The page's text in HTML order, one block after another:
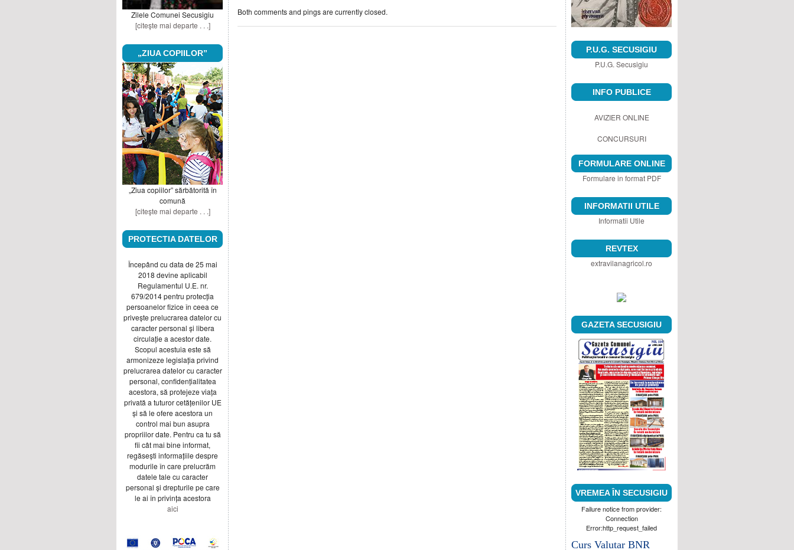
Zilele Comunei Secusigiu
[citeşte mai departe . . .]
„ZIUA COPIILOR”
„Ziua copiilor” sărbătorită în
comună
[citeşte mai departe . . .]
PROTECTIA DATELOR
Începând cu data de 25 mai
2018 devine aplicabil
Regulamentul U.E. nr.
679/2014 pentru protecția
persoanelor fizice în ceea ce
privește prelucrarea datelor cu
caracter personal și libera
circulație a acestor date.
Scopul acestuia este să
armonizeze legislația privind
prelucrarea datelor cu caracter
personal, confidențialitatea
acestora, să protejeze viața
privată a tuturor cetățenilor UE
și să le ofere acestora un
control mai bun asupra
propriilor date. Pentru ca tu să
fii cât mai bine informat,
regăsești informațiile despre
modurile în care prelucrăm
datele tale cu caracter
personal și drepturile pe care
le ai în privința acestora
aici
Both comments and pings are currently closed.
P.U.G. SECUSIGIU
P.U.G. Secusigiu
INFO PUBLICE
AVIZIER ONLINE
CONCURSURI
FORMULARE ONLINE
Formulare in format PDF
INFORMATII UTILE
Informatii Utile
REVTEX
extravilanagricol.ro
GAZETA SECUSIGIU
VREMEA ÎN SECUSIGIU
Failure notice from provider:
Connection
Error:http_request_failed
Curs Valutar BNR